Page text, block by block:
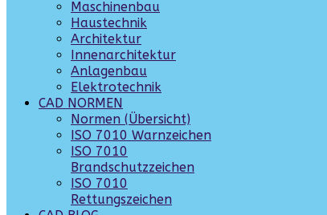
Maschinenbau
Haustechnik
Architektur
Innenarchitektur
Anlagenbau
Elektrotechnik
CAD NORMEN
Normen (Übersicht)
ISO 7010 Warnzeichen
ISO 7010
Brandschutzzeichen
ISO 7010
Rettungszeichen